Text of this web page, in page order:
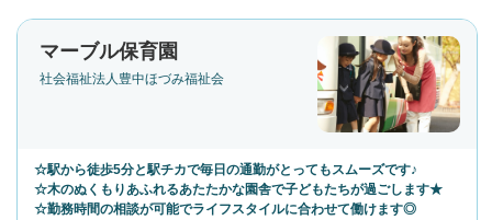
マーブル保育園
社会福祉法人豊中ほづみ福祉会
☆駅から徒歩5分と駅チカで毎日の通勤がとってもスムーズです♪
☆木のぬくもりあふれるあたたかな園舎で子どもたちが過ごします★
☆勤務時間の相談が可能でライフスタイルに合わせて働けます◎